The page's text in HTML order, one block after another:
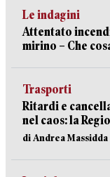
Le indagini
Attentato
mirino – Che
Trasporti
Ritardi e
nel caos: la
di Andrea Massidda